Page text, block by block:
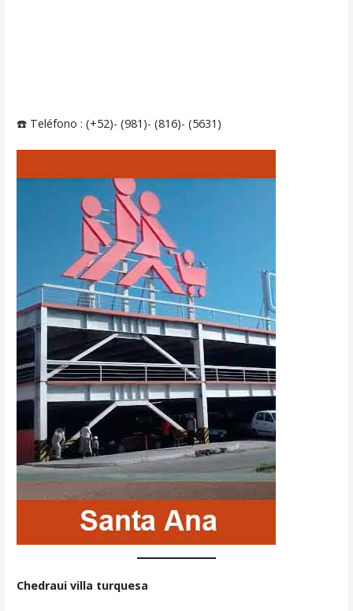
☎️ Teléfono : (+52)- (981)- (816)- (5631)
Chedraui villa turquesa